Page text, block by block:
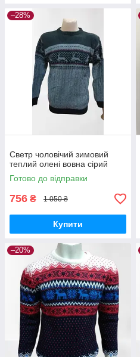
–28%
Светр чоловічий зимовий
теплий олені вовна сірий
Готово до відправки
756 ₴ 1 050 ₴
Купити
–20%